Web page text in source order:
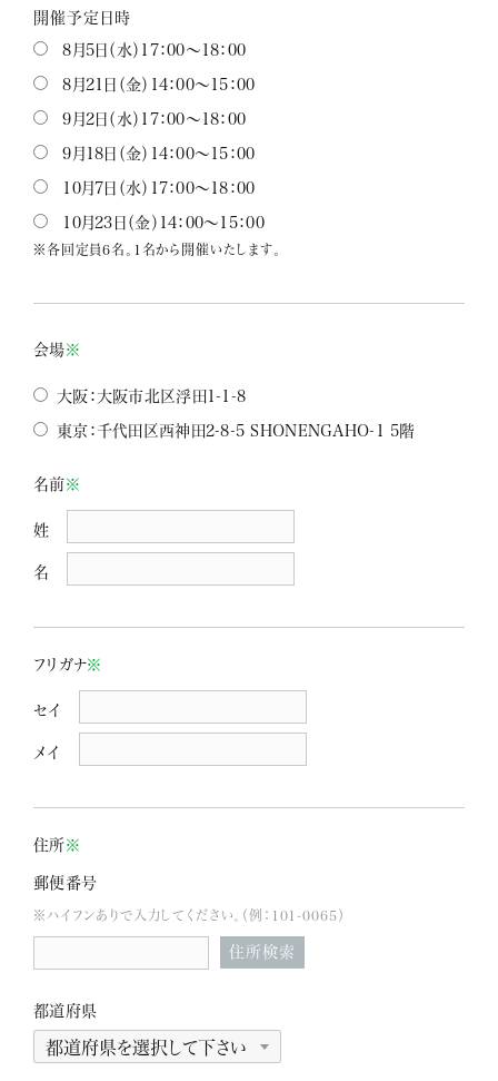
開催予定日時
8月5日（水）17：00～18：00
8月21日（金）14：00～15：00
9月2日（水）17：00～18：00
9月18日（金）14：00～15：00
10月7日（水）17：00～18：00
10月23日（金）14：00～15：00
※各回定員6名。1名から開催いたします。
会場※
大阪：大阪市北区浮田1-1-8
東京：千代田区西神田2-8-5 SHONENGAHO-1 5階
名前※
姓
名
フリガナ※
セイ
メイ
住所※
郵便番号
※ハイフンありで入力してください。（例：101-0065）
住所検索
都道府県